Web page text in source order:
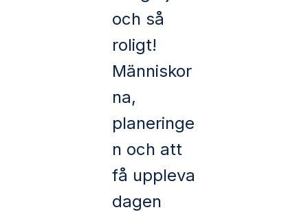
och så
roligt!
Människor
na,
planeringe
n och att
få uppleva
dagen